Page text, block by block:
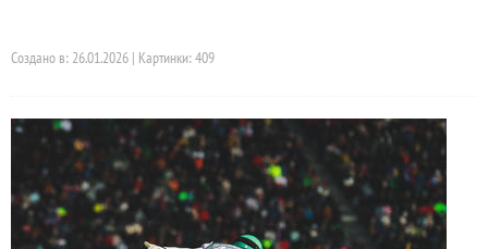
Создано в: 26.01.2026 | Картинки: 409